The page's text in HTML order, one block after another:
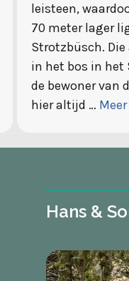
leisteen,
70 meter lager
Strotzbüsch.
in het bos in het
de bewoner van
hier altijd …
Hans &